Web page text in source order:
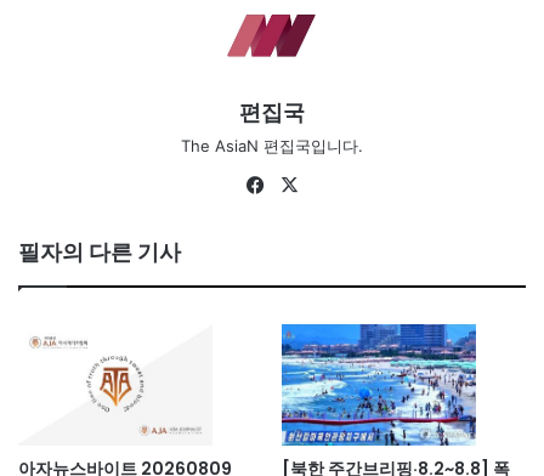
편집국
The AsiaN 편집국입니다.
Fa
필자의 다른 기사
아자뉴스바이트 20260809 [북한 주간브리핑·8.2~8.8] 폭